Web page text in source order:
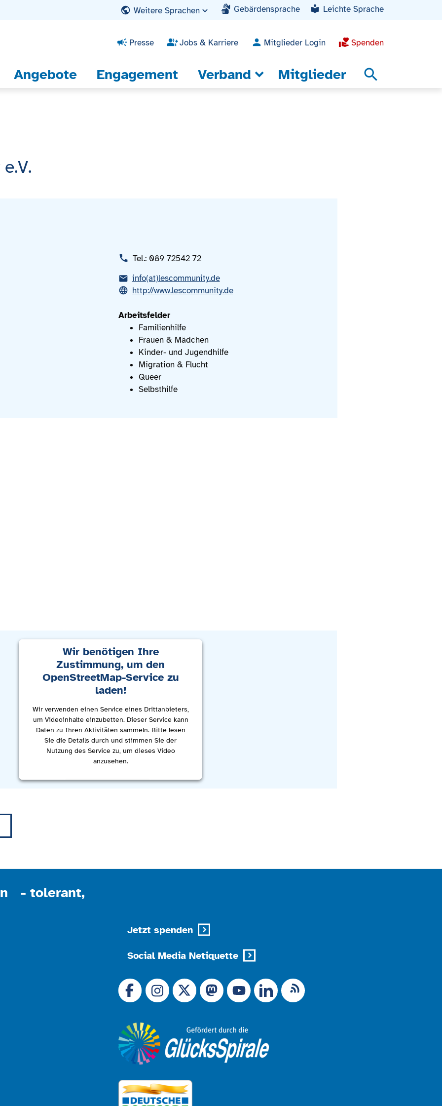
Weitere Sprachen Gebärdensprache Leichte Sprache
Presse Jobs & Karriere Mitglieder Login Spenden
Angebote Engagement Verband Mitglieder search
Tel.: 089 72542 72
info(at)lescommunity.de
http://www.lescommunity.de
Arbeitsfelder
Familienhilfe
Frauen & Mädchen
Kinder- und Jugendhilfe
Migration & Flucht
Queer
Selbsthilfe
Wir benötigen Ihre
Zustimmung, um den
OpenStreetMap-Service zu
laden!
Wir verwenden einen Service eines Drittanbieters,
um Videoinhalte einzubetten. Dieser Service kann
Daten zu Ihren Aktivitäten sammeln. Bitte lesen
Sie die Details durch und stimmen Sie der
Nutzung des Service zu, um dieses Video
anzusehen.
- tolerant,
Jetzt spenden
Social Media Netiquette
Link zu X (Ex-Twitter)
RSS-Feed